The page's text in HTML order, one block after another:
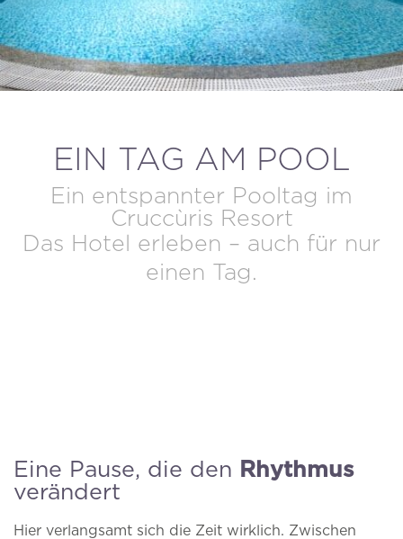
EIN TAG AM POOL
Ein entspannter Pooltag im
Cruccùris Resort
Das Hotel erleben – auch für nur
einen Tag.
Eine Pause, die den Rhythmus
verändert
Hier verlangsamt sich die Zeit wirklich. Zwischen